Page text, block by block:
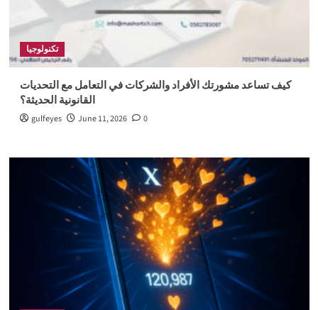
تكنولوجيا
كيف تساعد مشورتك الأفراد والشركات في التعامل مع التحديات
القانونية الحديثة؟
gulfeyes June 11, 2026 0